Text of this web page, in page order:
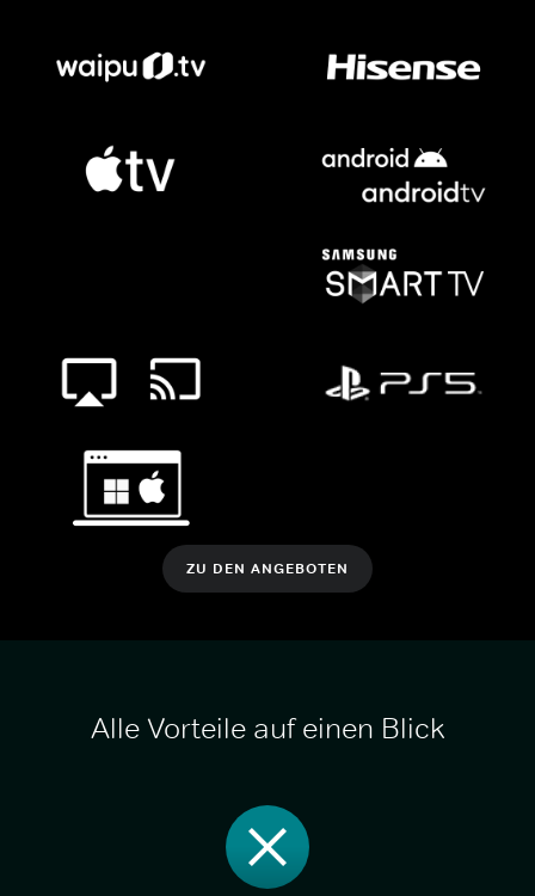
ZU DEN ANGEBOTEN
Alle Vorteile auf einen Blick